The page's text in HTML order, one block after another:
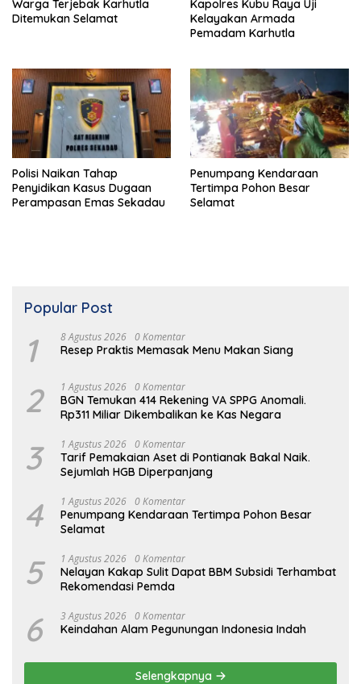
Warga Terjebak Karhutla
Ditemukan Selamat
Kapolres Kubu Raya Uji
Kelayakan Armada
Pemadam Karhutla
Polisi Naikan Tahap
Penyidikan Kasus Dugaan
Perampasan Emas Sekadau
Penumpang Kendaraan
Tertimpa Pohon Besar
Selamat
Popular Post
1 8 Agustus 2026 0 Komentar
Resep Praktis Memasak Menu Makan Siang
2 1 Agustus 2026 0 Komentar
BGN Temukan 414 Rekening VA SPPG Anomali.
Rp311 Miliar Dikembalikan ke Kas Negara
3 1 Agustus 2026 0 Komentar
Tarif Pemakaian Aset di Pontianak Bakal Naik.
Sejumlah HGB Diperpanjang
4 1 Agustus 2026 0 Komentar
Penumpang Kendaraan Tertimpa Pohon Besar
Selamat
5 1 Agustus 2026 0 Komentar
Nelayan Kakap Sulit Dapat BBM Subsidi Terhambat
Rekomendasi Pemda
6 3 Agustus 2026 0 Komentar
Keindahan Alam Pegunungan Indonesia Indah
Selengkapnya